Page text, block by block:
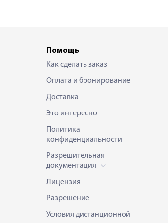
Помощь
Как сделать заказ
Оплата и бронирование
Доставка
Это интересно
Политика
конфиденциальности
Разрешительная
документация
Лицензия
Разрешение
Условия дистанционной